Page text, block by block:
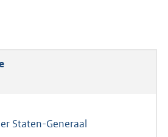
Staten-Generaal